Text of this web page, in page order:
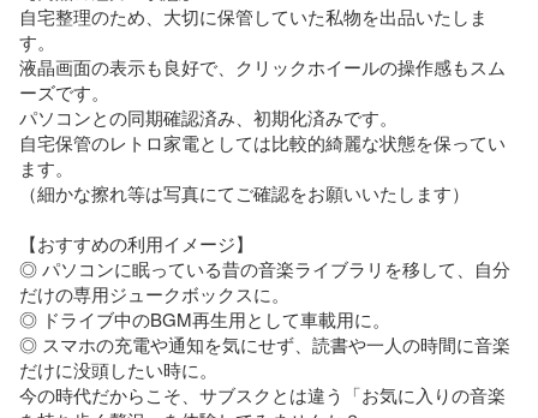
自宅整理のため、大切に保管していた私物を出品いたしま
す。
液晶画面の表示も良好で、クリックホイールの操作感もスム
ーズです。
パソコンとの同期確認済み、初期化済みです。
自宅保管のレトロ家電としては比較的綺麗な状態を保ってい
ます。
（細かな擦れ等は写真にてご確認をお願いいたします）
【おすすめの利用イメージ】
◎ パソコンに眠っている昔の音楽ライブラリを移して、自分
だけの専用ジュークボックスに。
◎ ドライブ中のBGM再生用として車載用に。
◎ スマホの充電や通知を気にせず、読書や一人の時間に音楽
だけに没頭したい時に。
今の時代だからこそ、サブスクとは違う「お気に入りの音楽